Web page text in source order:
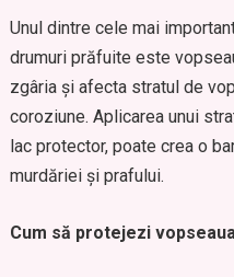
Unul dintre cele mai
drumuri prăfuite este
zgâria și afecta stratul de
coroziune. Aplicarea unui
lac protector, poate crea o
murdăriei și prafului.
Cum să protejezi